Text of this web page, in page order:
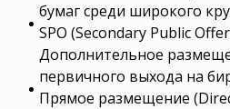
бумаг среди широкого
SPO (Secondary Public
Дополнительное
первичного выхода на
Прямое размещение